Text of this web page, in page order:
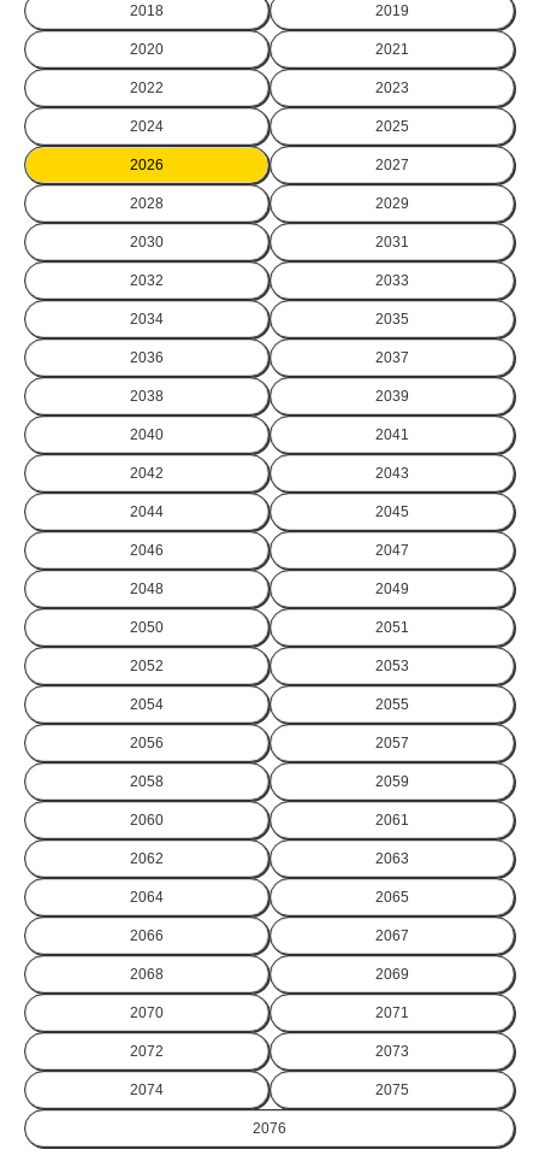
2018 2019
2020 2021
2022 2023
2024 2025
2026 2027
2028 2029
2030 2031
2032 2033
2034 2035
2036 2037
2038 2039
2040 2041
2042 2043
2044 2045
2046 2047
2048 2049
2050 2051
2052 2053
2054 2055
2056 2057
2058 2059
2060 2061
2062 2063
2064 2065
2066 2067
2068 2069
2070 2071
2072 2073
2074 2075
2076